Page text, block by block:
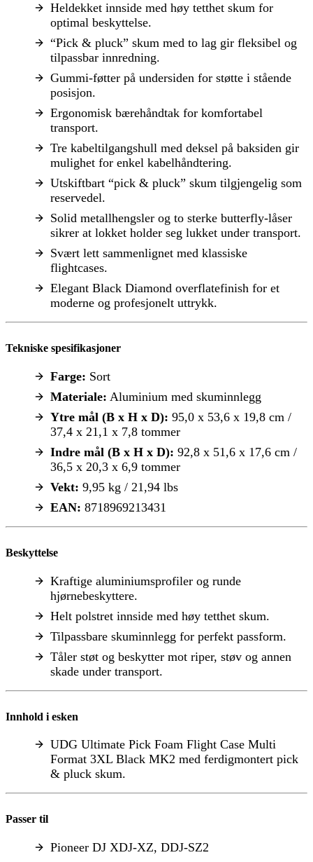
Heldekket innside med høy tetthet skum for
optimal beskyttelse.
“Pick & pluck” skum med to lag gir fleksibel og
tilpassbar innredning.
Gummi-føtter på undersiden for støtte i stående
posisjon.
Ergonomisk bærehåndtak for komfortabel
transport.
Tre kabeltilgangshull med deksel på baksiden gir
mulighet for enkel kabelhåndtering.
Utskiftbart “pick & pluck” skum tilgjengelig som
reservedel.
Solid metallhengsler og to sterke butterfly-låser
sikrer at lokket holder seg lukket under transport.
Svært lett sammenlignet med klassiske
flightcases.
Elegant Black Diamond overflatefinish for et
moderne og profesjonelt uttrykk.
Tekniske spesifikasjoner
Farge: Sort
Materiale: Aluminium med skuminnlegg
Ytre mål (B x H x D): 95,0 x 53,6 x 19,8 cm /
37,4 x 21,1 x 7,8 tommer
Indre mål (B x H x D): 92,8 x 51,6 x 17,6 cm /
36,5 x 20,3 x 6,9 tommer
Vekt: 9,95 kg / 21,94 lbs
EAN: 8718969213431
Beskyttelse
Kraftige aluminiumsprofiler og runde
hjørnebeskyttere.
Helt polstret innside med høy tetthet skum.
Tilpassbare skuminnlegg for perfekt passform.
Tåler støt og beskytter mot riper, støv og annen
skade under transport.
Innhold i esken
UDG Ultimate Pick Foam Flight Case Multi
Format 3XL Black MK2 med ferdigmontert pick
& pluck skum.
Passer til
Pioneer DJ XDJ-XZ, DDJ-SZ2